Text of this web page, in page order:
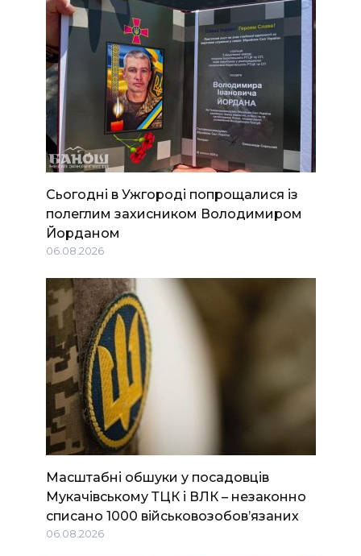
Сьогодні в Ужгороді попрощалися із
полеглим захисником Володимиром
Йорданом
06.08.2026
Масштабні обшуки у посадовців
Мукачівському ТЦК і ВЛК – незаконно
списано 1000 військовозобов’язаних
06.08.2026